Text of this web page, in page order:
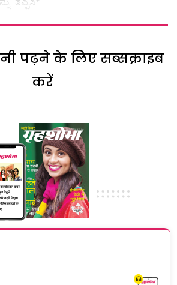
पढ़ने के लिए सब्सक्राइब
करें